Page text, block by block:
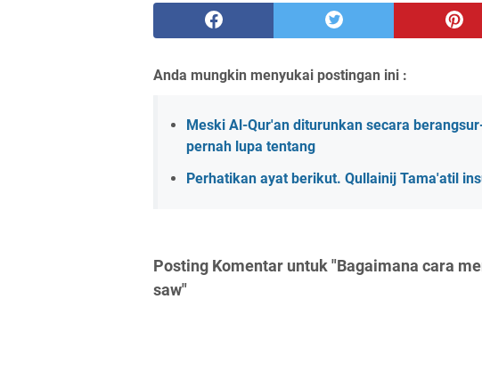
Anda mungkin menyukai postingan ini :
Meski Al-Qur'an diturunkan secara
pernah lupa tentang
Perhatikan ayat berikut. Qullainij Tama'atil
Posting Komentar untuk "Bagaimana cara
saw"